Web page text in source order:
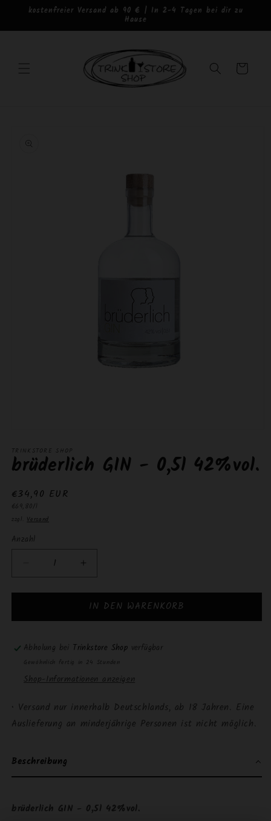
zumkostenfreier Versand ab 90 € | In 2-4 Tagen bei dir zu
Hause
Warenkorb
in
Modal
öffnen
TRINKSTORE SHOP
brüderlich GIN - 0,5l 42%vol.
Normaler
Preis
€34,90 EUR
Grundpreis
€69,80/l
zzgl. Versand
Anzahl
Anzahl
Verringere
Menge
brüderlich
-
0,5l
Menge
für
brüderlich
-
0,5l
IN DEN WARENKORB
Abholung bei Trinkstore Shop verfügbar
Gewöhnlich fertig in 24 Stunden
Shop-Informationen anzeigen
• Versand nur innerhalb Deutschlands, ab 18 Jahren. Eine
Auslieferung an minderjährige Personen ist nicht möglich.
Beschreibung
brüderlich GIN - 0,5l 42%vol.